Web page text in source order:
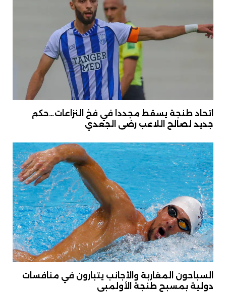
اتحاد طنجة يسقط مجددا في فخ النزاعات…حكم
جديد لصالح اللاعب رضى الجعدي
السباحون المغاربة والأجانب يتبارون في منافسات
دولية بمسبح طنجة الأولمبي